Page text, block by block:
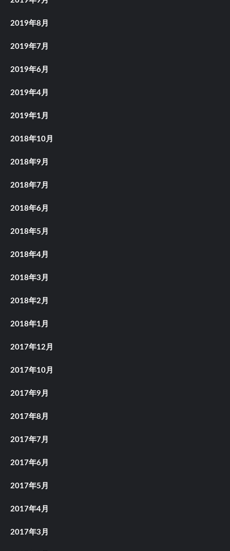
2019年8月
2019年7月
2019年6月
2019年4月
2019年1月
2018年10月
2018年9月
2018年7月
2018年6月
2018年5月
2018年4月
2018年3月
2018年2月
2018年1月
2017年12月
2017年10月
2017年9月
2017年8月
2017年7月
2017年6月
2017年5月
2017年4月
2017年3月